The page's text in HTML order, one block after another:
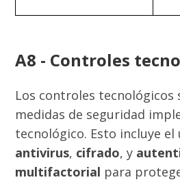
A8 - Controles
Los controles tecnológicos
medidas de seguridad
tecnológico. Esto incluye el
antivirus, cifrado, y
multifactorial para